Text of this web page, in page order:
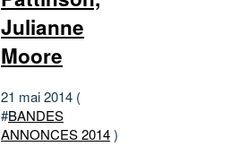
Julianne
Moore
21 mai 2014 (
#BANDES
ANNONCES 2014)